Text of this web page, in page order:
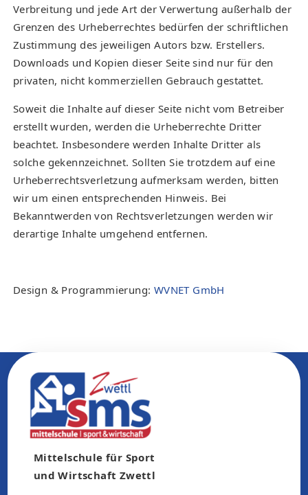
Verbreitung und jede Art der Verwertung außerhalb der
Grenzen des Urheberrechtes bedürfen der schriftlichen
Zustimmung des jeweiligen Autors bzw. Erstellers.
Downloads und Kopien dieser Seite sind nur für den
privaten, nicht kommerziellen Gebrauch gestattet.
Soweit die Inhalte auf dieser Seite nicht vom Betreiber
erstellt wurden, werden die Urheberrechte Dritter
beachtet. Insbesondere werden Inhalte Dritter als
solche gekennzeichnet. Sollten Sie trotzdem auf eine
Urheberrechtsverletzung aufmerksam werden, bitten
wir um einen entsprechenden Hinweis. Bei
Bekanntwerden von Rechtsverletzungen werden wir
derartige Inhalte umgehend entfernen.
Design & Programmierung: WVNET GmbH
Mittelschule für Sport
und Wirtschaft Zwettl